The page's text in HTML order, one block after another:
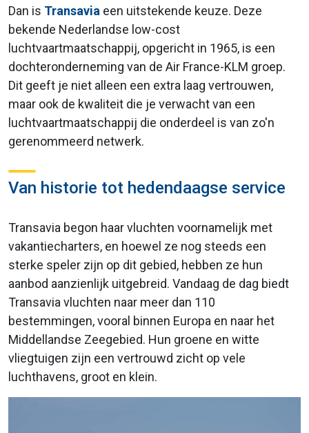
Dan is Transavia een uitstekende keuze. Deze
bekende Nederlandse low-cost
luchtvaartmaatschappij, opgericht in 1965, is een
dochteronderneming van de Air France-KLM groep.
Dit geeft je niet alleen een extra laag vertrouwen,
maar ook de kwaliteit die je verwacht van een
luchtvaartmaatschappij die onderdeel is van zo'n
gerenommeerd netwerk.
Van historie tot hedendaagse service
Transavia begon haar vluchten voornamelijk met
vakantiecharters, en hoewel ze nog steeds een
sterke speler zijn op dit gebied, hebben ze hun
aanbod aanzienlijk uitgebreid. Vandaag de dag biedt
Transavia vluchten naar meer dan 110
bestemmingen, vooral binnen Europa en naar het
Middellandse Zeegebied. Hun groene en witte
vliegtuigen zijn een vertrouwd zicht op vele
luchthavens, groot en klein.